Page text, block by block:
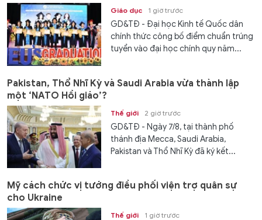
Giáo dục 1 giờ trước
GD&TĐ - Đại học Kinh tế Quốc dân
chính thức công bố điểm chuẩn trúng
tuyển vào đại học chính quy năm...
Pakistan, Thổ Nhĩ Kỳ và Saudi Arabia vừa thành lập
một ‘NATO Hồi giáo’?
Thế giới 2 giờ trước
GD&TĐ - Ngày 7/8, tại thành phố
thánh địa Mecca, Saudi Arabia,
Pakistan và Thổ Nhĩ Kỳ đã ký kết...
Mỹ cách chức vị tướng điều phối viện trợ quân sự
cho Ukraine
Thế giới 1 giờ trước